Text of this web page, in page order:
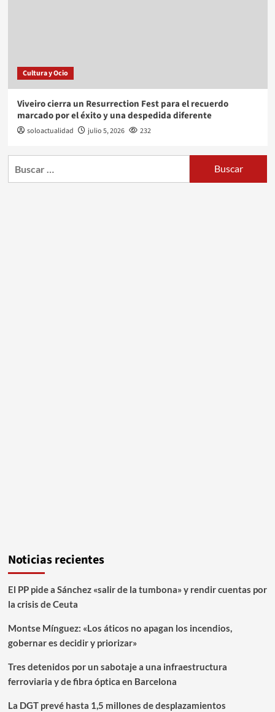
Cultura y Ocio
Viveiro cierra un Resurrection Fest para el recuerdo
marcado por el éxito y una despedida diferente
soloactualidad julio 5, 2026 232
Noticias recientes
El PP pide a Sánchez «salir de la tumbona» y rendir cuentas por
la crisis de Ceuta
Montse Mínguez: «Los áticos no apagan los incendios,
gobernar es decidir y priorizar»
Tres detenidos por un sabotaje a una infraestructura
ferroviaria y de fibra óptica en Barcelona
La DGT prevé hasta 1,5 millones de desplazamientos